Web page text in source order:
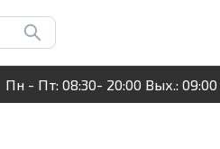
Пн - Пт: 08:30- 20:00 Вых.: 09:00